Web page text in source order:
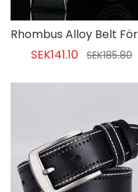
SEK141.10 SEK185.80